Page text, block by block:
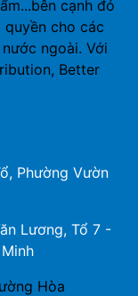
cạnh đó
cho các
ngoài. Với
Better
Phường Vườn
Lương, Tổ 7 -
Hòa